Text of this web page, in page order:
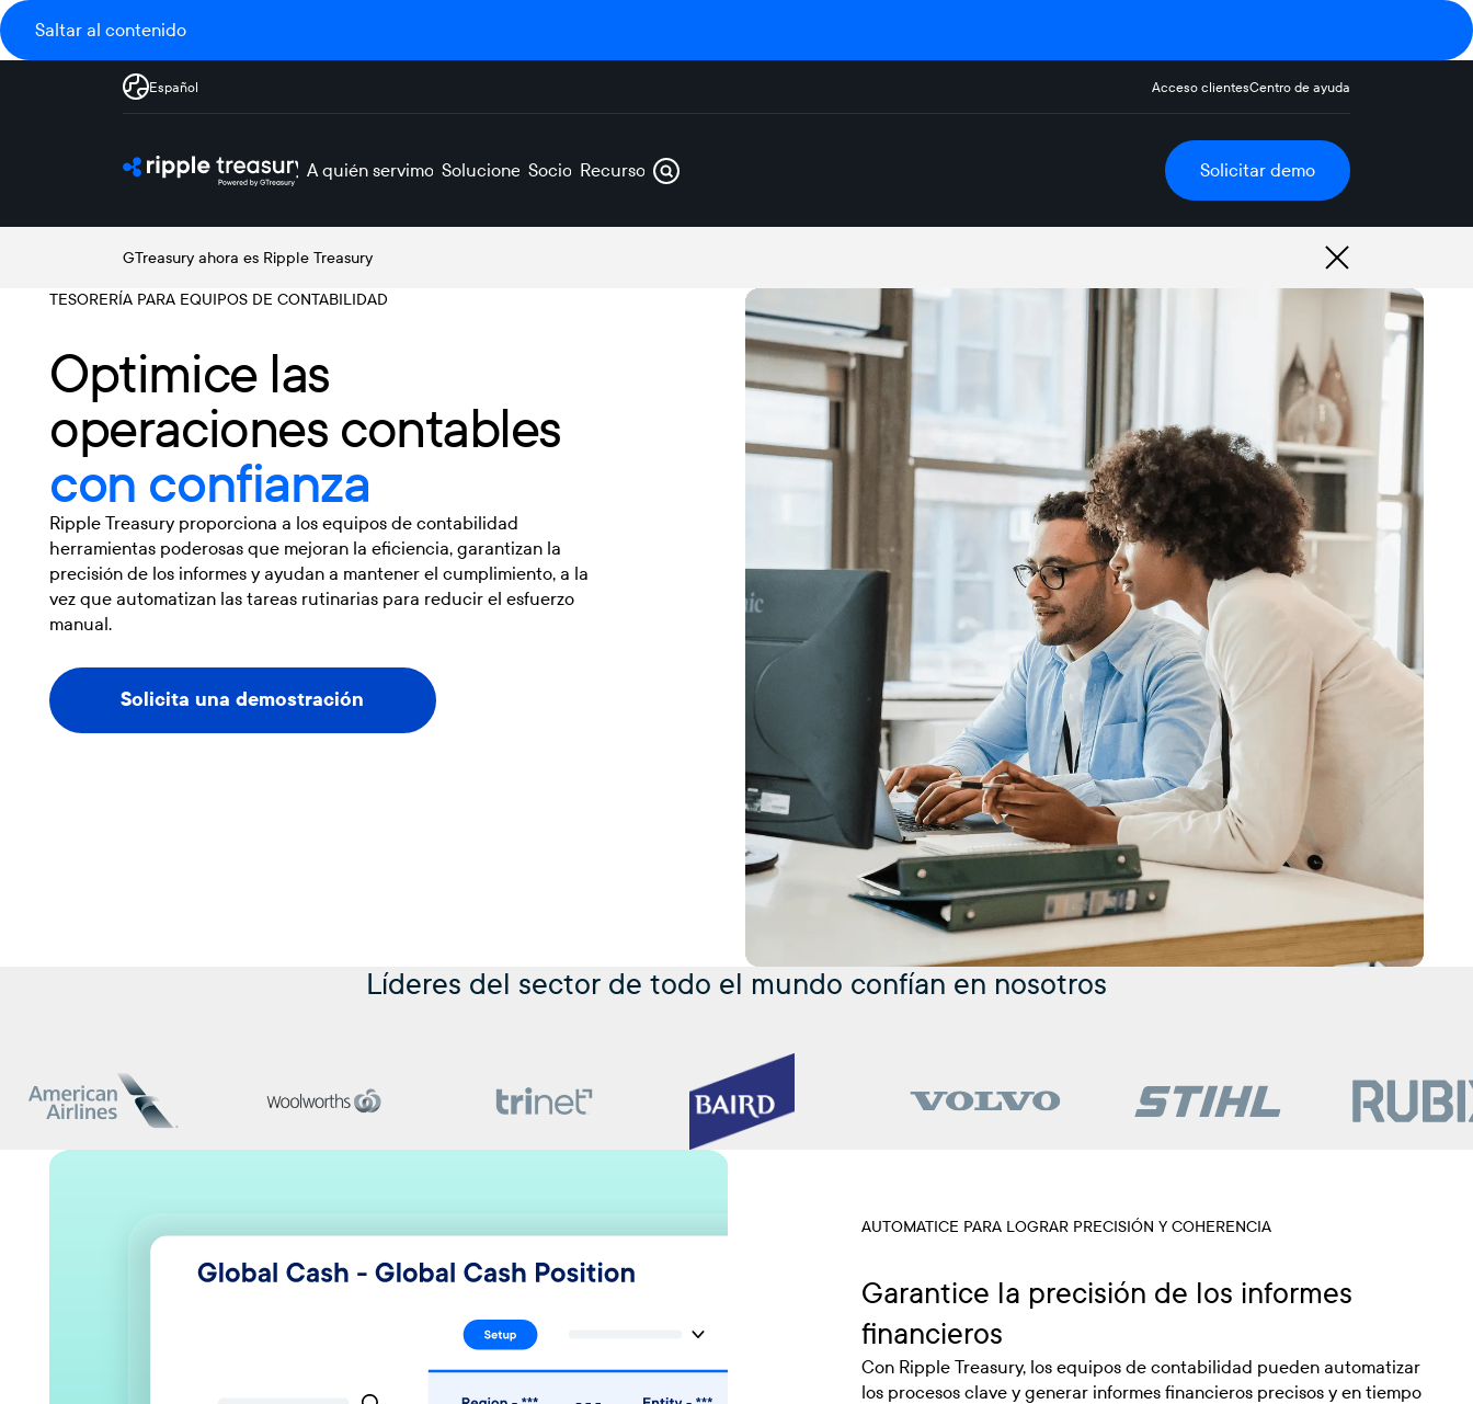
Saltar al contenido
Español Acceso clientesCentro de ayuda
A quién servimos Soluciones Socios Recursos Solicitar demo
GTreasury ahora es Ripple Treasury
TESORERÍA PARA EQUIPOS DE CONTABILIDAD
Optimice las
operaciones contables
con confianza
Ripple Treasury proporciona a los equipos de contabilidad
herramientas poderosas que mejoran la eficiencia, garantizan la
precisión de los informes y ayudan a mantener el cumplimiento, a la
vez que automatizan las tareas rutinarias para reducir el esfuerzo
manual.
Solicita una demostración
Solicita una demostración
Líderes del sector de todo el mundo confían en nosotros
AUTOMATICE PARA LOGRAR PRECISIÓN Y COHERENCIA
Garantice la precisión de los informes
financieros
Con Ripple Treasury, los equipos de contabilidad pueden automatizar
los procesos clave y generar informes financieros precisos y en tiempo